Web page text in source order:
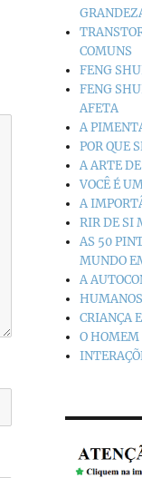
COMUNS
FENG
FENG
AFETA
A
POR QUE
A ARTE
VOCÊ É
A
RIR DE SI
AS 50
MUNDO
A
CRIANÇA
O HOMEM